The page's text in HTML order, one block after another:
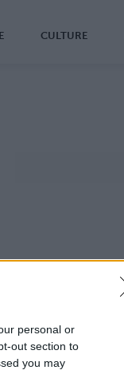
personal or
out section to
you may
CULTURE